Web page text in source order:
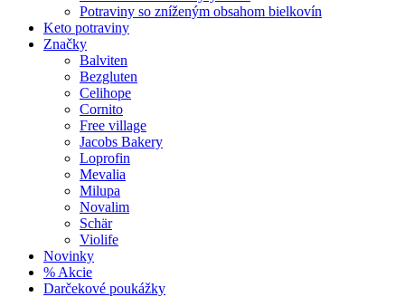
Potraviny so zníženým obsahom bielkovín
Keto potraviny
Značky
Balviten
Bezgluten
Celihope
Cornito
Free village
Jacobs Bakery
Loprofin
Mevalia
Milupa
Novalim
Schär
Violife
Novinky
% Akcie
Darčekové poukážky